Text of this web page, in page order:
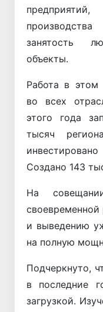
занятость
объекты.
Работа в этом
во всех
этого года
тысяч
Создано 143
На
и выведению
на полную
Подчеркнуто,
в последние
загрузкой.